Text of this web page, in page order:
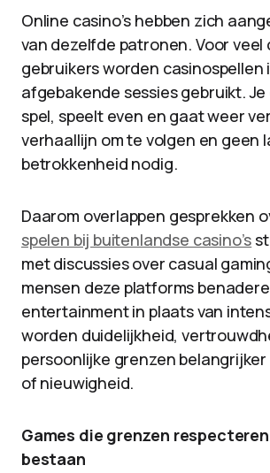
Online casino’s hebben zich
van dezelfde patronen. Voor veel
gebruikers worden casinospellen
afgebakende sessies gebruikt.
spel, speelt even en gaat weer
verhaallijn om te volgen en geen
betrokkenheid nodig.
Daarom overlappen gesprekken
spelen bij buitenlandse casino’s
met discussies over casual
mensen deze platforms
entertainment in plaats van
worden duidelijkheid,
persoonlijke grenzen
of nieuwigheid.
Games die grenzen
bestaan